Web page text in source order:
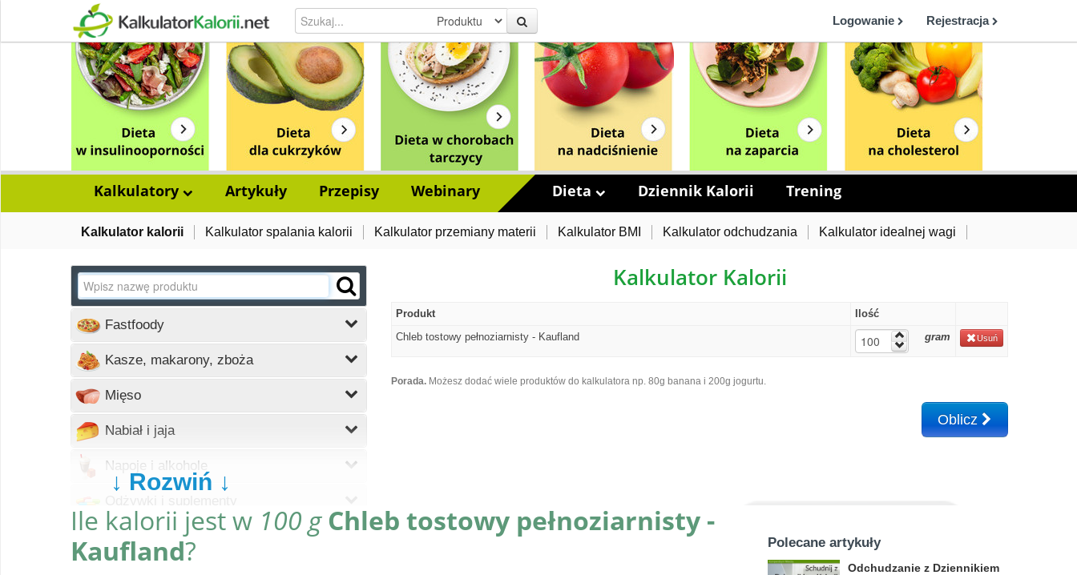
Logowanie Rejestracja
Kalkulatory Artykuły Przepisy Webinary Dieta Dziennik Kalorii Trening
Kalkulator kalorii Kalkulator spalania kalorii Kalkulator przemiany materii Kalkulator BMI Kalkulator odchudzania Kalkulator idealnej wagi
Fastfoody
Wczytywanie
Kasze, makarony, zboża
Wczytywanie
Mięso
Wczytywanie
Nabiał i jaja
Wczytywanie
Napoje i alkohole
Wczytywanie
Wczytywanie
Wczytywanie
Kalkulator Kalorii
Produkt
Ilość
Chleb tostowy pełnoziarnisty - Kaufland
gram Usuń
Porada. Możesz dodać wiele produktów do kalkulatora np. 80g banana i 200g jogurtu.
Oblicz
↓ Rozwiń ↓
Ile kalorii jest w 100 g Chleb tostowy pełnoziarnisty -
Kaufland? Polecane artykuły
Odchudzanie z Dziennikiem